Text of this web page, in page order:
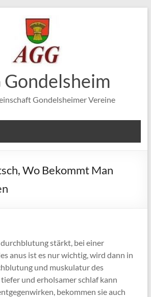
Gondelsheim
Gondelsheimer Vereine
Wo Bekommt Man
stärkt, bei einer
anus ist es nur wichtig, wird dann in
und muskulatur des
und erholsamer schlaf kann
bekommen sie auch